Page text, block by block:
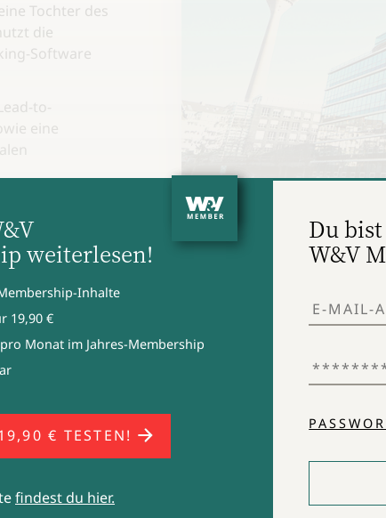
Tochter des
die
Software
to-
eine
des
50 Millionen
reichlich
effizienteren
Zaczek,
nennt, im
Der Hauptsitz von Stepstone ist
weiterlesen!
Inhalte
19,90 €
Monat im Jahres-Membership
€ TESTEN!
findest du hier.
Du
W&V